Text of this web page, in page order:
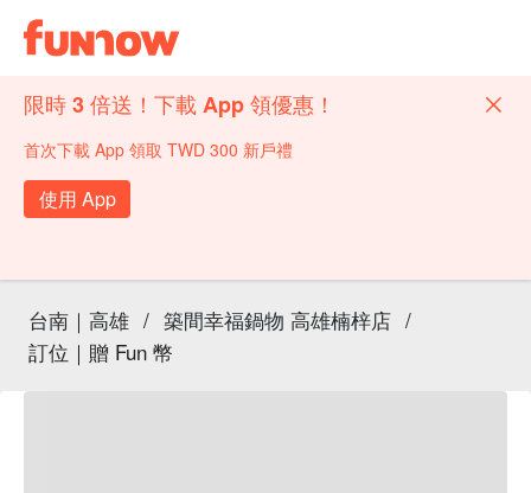
限時 3 倍送！下載 App 領優惠！
首次下載 App 領取 TWD 300 新戶禮
使用 App
台南｜高雄 / 築間幸福鍋物 高雄楠梓店 /
訂位｜贈 Fun 幣